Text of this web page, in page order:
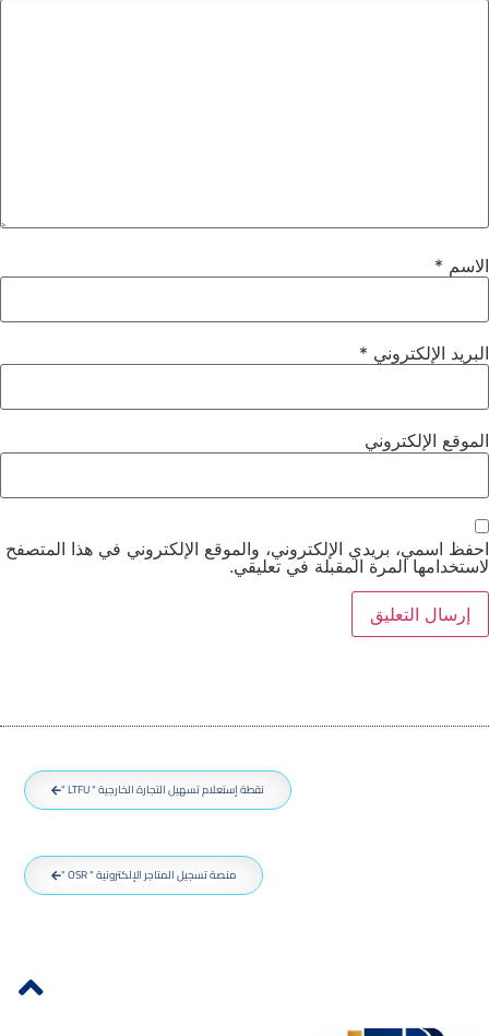
*
الإلكتروني *
الإلكتروني
اسمي، بريدي الإلكتروني، والموقع الإلكتروني في هذا المتصفح
المرة المقبلة في تعليقي.
نقطة إستعلام تسهيل التجارة الخارجية " LTFU "
منصة تسجيل المتاجر الإلكترونية " OSR "